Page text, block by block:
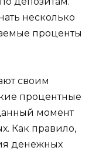
несколько
проценты
своим
процентные
момент
Как правило,
денежных